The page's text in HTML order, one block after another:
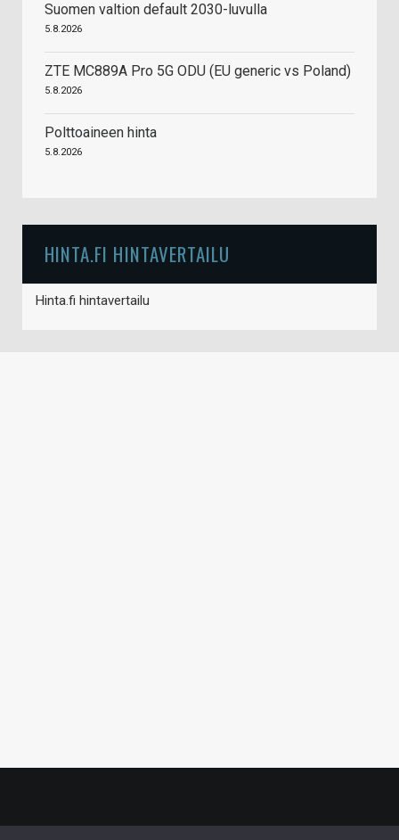
Suomen valtion default 2030-luvulla
5.8.2026
ZTE MC889A Pro 5G ODU (EU generic vs Poland)
5.8.2026
Polttoaineen hinta
5.8.2026
HINTA.FI HINTAVERTAILU
Hinta.fi hintavertailu